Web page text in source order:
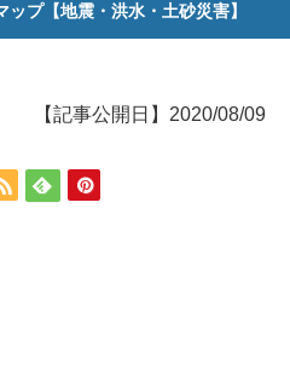
プ【地震・洪水・土砂災害】
【記事公開日】2020/08/09